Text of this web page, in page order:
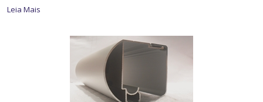
Leia Mais